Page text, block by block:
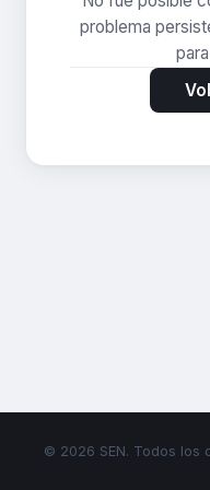
problema
© 2026 SEN. Todos los